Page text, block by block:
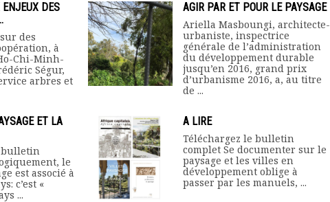
ENJEUX DES
des
à
Chi-Minh-
Ségur,
arbres et
AGIR PAR ET POUR LE PAYSAGE
Ariella Masboungi, architecte-
urbaniste, inspectrice
générale de l’administration
du développement durable
jusqu’en 2016, grand prix
d’urbanisme 2016, a, au titre
de ...
ET LA
bulletin
le
est associé à
c’est «
...
A LIRE
Téléchargez le bulletin
complet Se documenter sur le
paysage et les villes en
développement oblige à
passer par les manuels, ...